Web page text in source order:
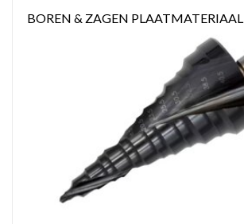
BOREN & ZAGEN PLAATMATERIAAL